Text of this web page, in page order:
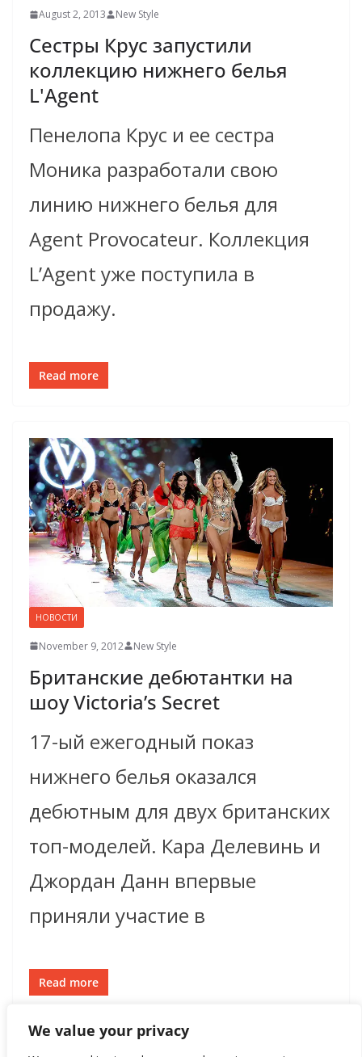
We value your privacy
August 2, 2013 New Style
Сестры Крус запустили
коллекцию нижнего белья
L'Agent
Пенелопа Крус и ее сестра
Моника разработали свою
линию нижнего белья для
Agent Provocateur. Коллекция
L’Agent уже поступила в
продажу.
Read more
НОВОСТИ
November 9, 2012 New Style
Британские дебютантки на
шоу Victoria’s Secret
17-ый ежегодный показ
нижнего белья оказался
дебютным для двух британских
топ-моделей. Кара Делевинь и
Джордан Данн впервые
приняли участие в
Read more